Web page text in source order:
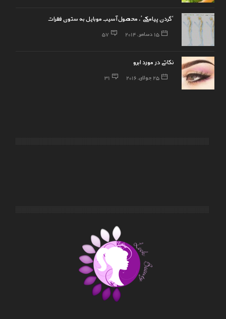
‘گردن پیامکی’، محصول آسیب موبایل به ستون فقرات
15 دسامبر, 2014 57
نکاتی در مورد ابرو
25 جولای, 2016 31